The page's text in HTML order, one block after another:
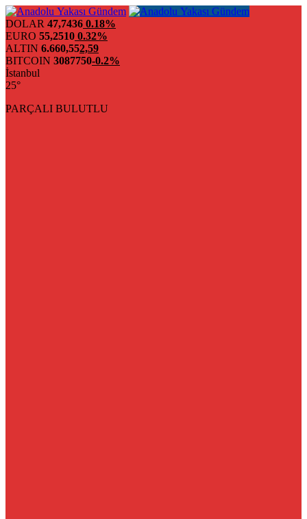
DOLAR 47,7436 0.18%
EURO 55,2510 0.32%
ALTIN 6.660,552,59
BITCOIN 3087750-0.2%
İstanbul
25°
PARÇALI BULUTLU